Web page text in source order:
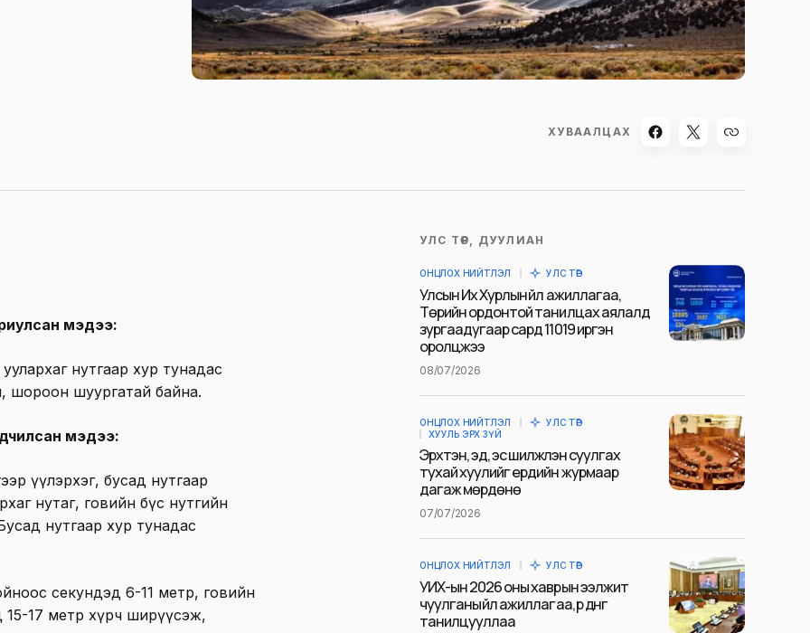
ХУВААЛЦАХ
мэдээ:
нутгаар хур тунадас
шороон шуургатай байна.
мэдээ:
үүлэрхэг, бусад нутгаар
нутаг, говийн бүс нутгийн
нутгаар хур тунадас
секундэд 6-11 метр, говийн
15-17 метр хүрч ширүүсэж,
УЛС ТӨР, ДУУЛИАН
ОНЦЛОХ НИЙТЛЭЛ УЛС ТӨР
Улсын Их Хурлын үйл ажиллагаа,
Төрийн ордонтой танилцах аялалд
зургаадугаар сард 11019 иргэн
оролцжээ
08/07/2026
ОНЦЛОХ НИЙТЛЭЛ
УЛС ТӨР
ХУУЛЬ ЭРХ ЗҮЙ
Эрхтэн, эд, эс шилжүүлэн суулгах
тухай хуулийг ердийн журмаар
дагаж мөрдөнө
07/07/2026
ОНЦЛОХ НИЙТЛЭЛ УЛС ТӨР
УИХ-ын 2026 оны хаврын ээлжит
чуулганы үйл ажиллагаа, үр дүнг
танилцууллаа